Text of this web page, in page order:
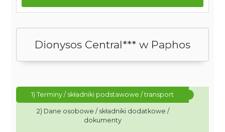
Dionysos Central*** w Paphos
1) Terminy / składniki podstawowe / transport
2) Dane osobowe / składniki dodatkowe /
dokumenty